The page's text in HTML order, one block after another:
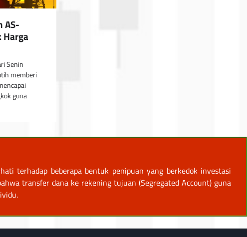
AS-
Harga
Senin
memberi
guna
terhadap beberapa bentuk penipuan yang berkedok investasi
transfer dana ke rekening tujuan (Segregated Account) guna